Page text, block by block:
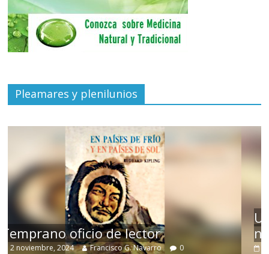
Pleamares y plenilunios
Un vergel en las nieblas de la
nostalgia
12 octubre, 2024 Francisco G. Navarro